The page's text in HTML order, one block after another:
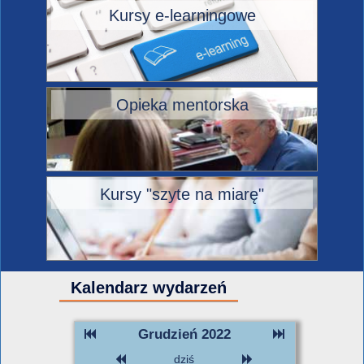
Kursy e-learningowe
Opieka mentorska
Kursy "szyte na miarę"
Kalendarz wydarzeń
Grudzień 2022
dziś